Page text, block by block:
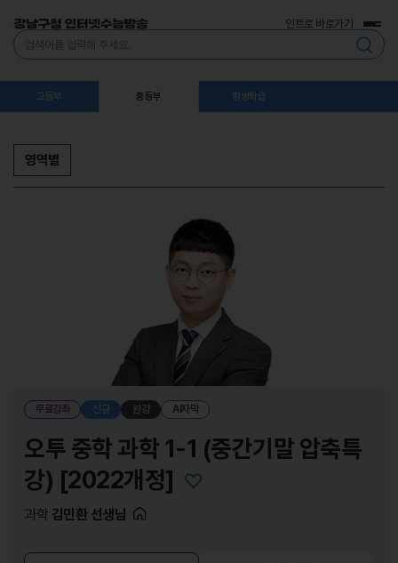
통
합
색
인트로 바로가기
전
체
메
고등부 중등부 평생학습
영역별
무료강좌 신규 완강 AI자막
오투 중학 과학 1-1 (중간기말 압축특
강) [2022개정]
과학 김민환 선생님